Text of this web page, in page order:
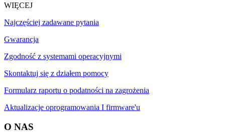
WIĘCEJ
Najczęściej zadawane pytania
Gwarancja
Zgodność z systemami operacyjnymi
Skontaktuj się z działem pomocy
Formularz raportu o podatności na zagrożenia
Aktualizacje oprogramowania I firmware'u
O NAS